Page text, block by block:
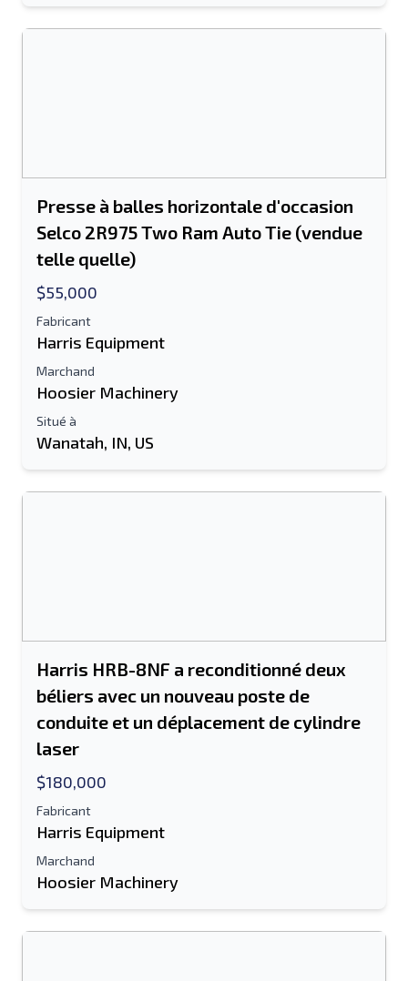
Presse à balles horizontale d'occasion
Selco 2R975 Two Ram Auto Tie (vendue
telle quelle)
$55,000
Fabricant
Harris Equipment
Marchand
Hoosier Machinery
Situé à
Wanatah, IN, US
Harris HRB-8NF a reconditionné deux
béliers avec un nouveau poste de
conduite et un déplacement de cylindre
laser
$180,000
Fabricant
Harris Equipment
Marchand
Hoosier Machinery